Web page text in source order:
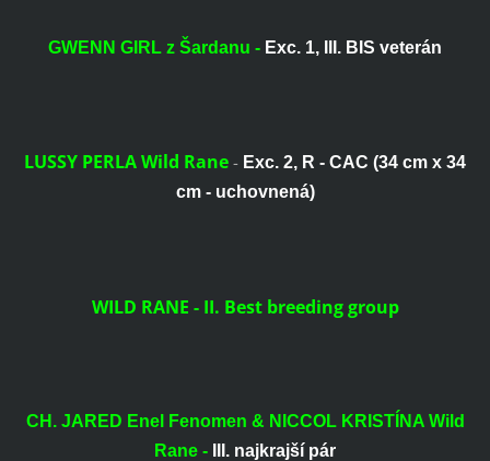
GWENN GIRL z Šardanu - Exc. 1, III. BIS veterán
LUSSY PERLA Wild Rane - Exc. 2, R - CAC (34 cm x 34
cm - uchovnená)
WILD RANE - II. Best breeding group
CH. JARED Enel Fenomen & NICCOL KRISTÍNA Wild
Rane -
III. najkrajší pár